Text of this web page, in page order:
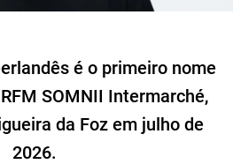
é o primeiro nome
SOMNII Intermarché,
da Foz em julho de
2026.